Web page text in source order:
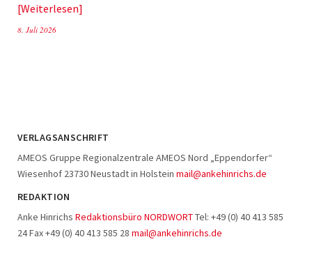
Weiterlesen
8. Juli 2026
VERLAGSANSCHRIFT
AMEOS Gruppe Regionalzentrale AMEOS Nord „Eppendorfer“
Wiesenhof 23730 Neustadt in Holstein mail@ankehinrichs.de
REDAKTION
Anke Hinrichs Redaktionsbüro NORDWORTTel: +49 (0) 40 413 585
24 Fax +49 (0) 40 413 585 28 mail@ankehinrichs.de